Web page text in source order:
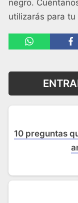
negro.
utilizarás para
10 preguntas